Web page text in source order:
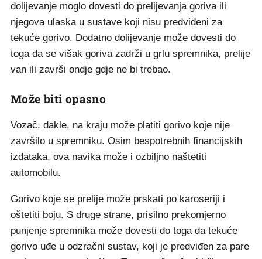
dolijevanje moglo dovesti do prelijevanja goriva ili
njegova ulaska u sustave koji nisu predviđeni za
tekuće gorivo. Dodatno dolijevanje može dovesti do
toga da se višak goriva zadrži u grlu spremnika, prelije
van ili završi ondje gdje ne bi trebao.
Može biti opasno
Vozač, dakle, na kraju može platiti gorivo koje nije
završilo u spremniku. Osim bespotrebnih financijskih
izdataka, ova navika može i ozbiljno naštetiti
automobilu.
Gorivo koje se prelije može prskati po karoseriji i
oštetiti boju. S druge strane, prisilno prekomjerno
punjenje spremnika može dovesti do toga da tekuće
gorivo uđe u odzračni sustav, koji je predviđen za pare